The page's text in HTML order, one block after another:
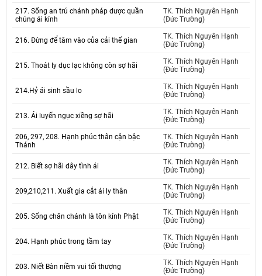
217. Sống an trú chánh pháp được quần
chúng ái kính
TK. Thích Nguyên Hạnh
(Đức Trường)
216. Đừng để tâm vào của cải thế gian
TK. Thích Nguyên Hạnh
(Đức Trường)
215. Thoát ly dục lạc không còn sợ hãi
TK. Thích Nguyên Hạnh
(Đức Trường)
214.Hỷ ái sinh sầu lo
TK. Thích Nguyên Hạnh
(Đức Trường)
213. Ái luyến ngục xiềng sợ hãi
TK. Thích Nguyên Hạnh
(Đức Trường)
206, 297, 208. Hạnh phúc thân cận bậc
Thánh
TK. Thích Nguyên Hạnh
(Đức Trường)
212. Biết sợ hãi dây tình ái
TK. Thích Nguyên Hạnh
(Đức Trường)
209,210,211. Xuất gia cắt ái ly thân
TK. Thích Nguyên Hạnh
(Đức Trường)
205. Sống chân chánh là tôn kính Phật
TK. Thích Nguyên Hạnh
(Đức Trường)
204. Hạnh phúc trong tầm tay
TK. Thích Nguyên Hạnh
(Đức Trường)
203. Niết Bàn niềm vui tối thượng
TK. Thích Nguyên Hạnh
(Đức Trường)